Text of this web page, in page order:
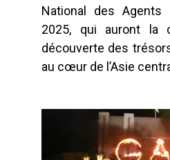
National des Agents
2025, qui auront la
découverte des
au cœur de l’Asie